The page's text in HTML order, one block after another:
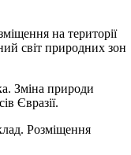
на території
світ природних зон
Зміна природи
Євразії.
Розміщення